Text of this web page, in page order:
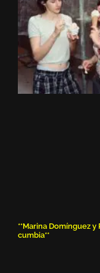
**Marina Domínguez
cumbia**